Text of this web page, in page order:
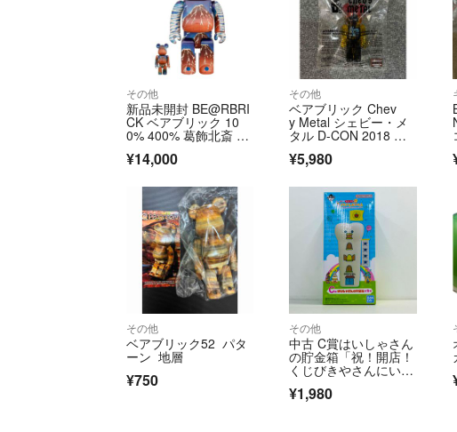
その他
新品未開封 BE@RBRI
CK ベアブリック 10
0% 400% 葛飾北斎 富
嶽三十六景色 凱風快
晴 すみだ北斎美術館
¥14,000
その他
ベアブリック Chev
y Metal シェビー・メ
タル D-CON 2018 ア
メリカ イベント 限定
品 100%
¥5,980
その他
ベアブリック52 パタ
ーン 地層
¥750
その他
中古 C賞はいしゃさん
の貯金箱「祝！開店！
くじびきやさんにいら
くじたまごっちのプチ
¥1,980